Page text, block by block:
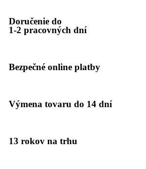
Doručenie do
1-2 pracovných dní
Bezpečné online platby
Výmena tovaru do 14 dní
13 rokov na trhu